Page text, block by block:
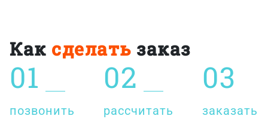
Как сделать заказ
01
позвонить
02
рассчитать
03
заказать